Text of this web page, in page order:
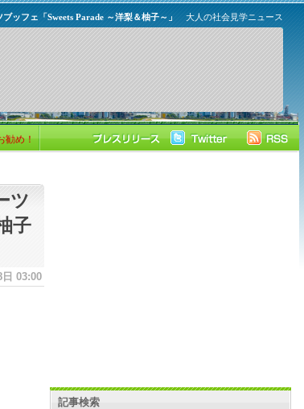
大人の社会見学ニュース
ッフェ「Sweets Parade ～洋梨＆柚子～」
勧め！
ツ
子
03:00
記事検索